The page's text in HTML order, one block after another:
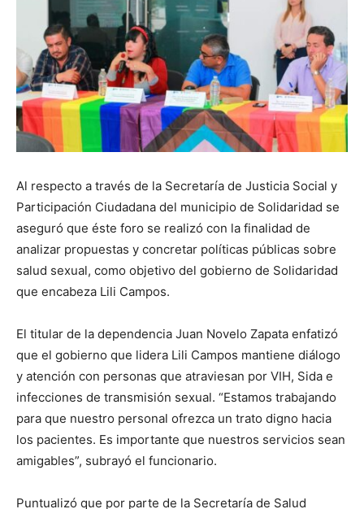
Al respecto a través de la Secretaría de Justicia Social y
Participación Ciudadana del municipio de Solidaridad se
aseguró que éste foro se realizó con la finalidad de
analizar propuestas y concretar políticas públicas sobre
salud sexual, como objetivo del gobierno de Solidaridad
que encabeza Lili Campos.
El titular de la dependencia Juan Novelo Zapata enfatizó
que el gobierno que lidera Lili Campos mantiene diálogo
y atención con personas que atraviesan por VIH, Sida e
infecciones de transmisión sexual. “Estamos trabajando
para que nuestro personal ofrezca un trato digno hacia
los pacientes. Es importante que nuestros servicios sean
amigables”, subrayó el funcionario.
Puntualizó que por parte de la Secretaría de Salud